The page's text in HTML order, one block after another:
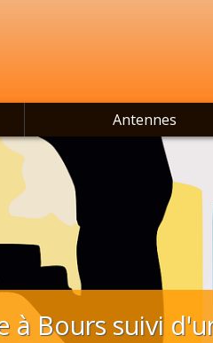
Antennes
Bours suivi